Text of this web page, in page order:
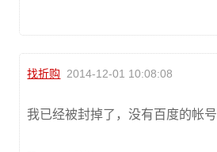
找折购 2014-12-01 10:08:08
我已经被封掉了，没有百度的帐号